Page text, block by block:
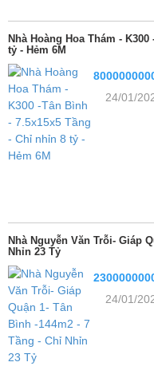
Nhà Hoàng Hoa Thám -
tỷ - Hẻm 6M
24/01/
Nhà Nguyễn Văn Trỗi- Giáp
Nhỉn 23 Tỷ
24/01/